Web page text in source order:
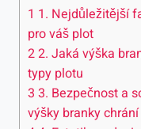
1 1. Nejdůležitější
pro váš plot
22. ‍Jaká výška‌
typy​ plotu
3 3. ⁤Bezpečnost a⁢
výšky branky